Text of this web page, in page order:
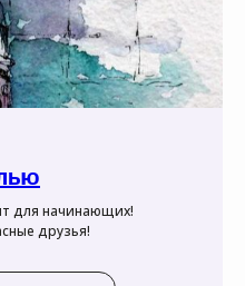
для начинающих!
друзья!